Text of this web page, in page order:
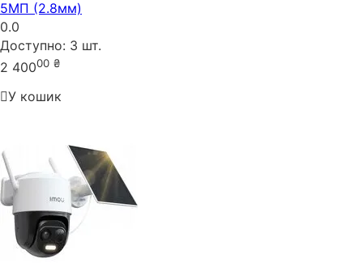
5МП (2.8мм)
0.0
Доступно: 3 шт.
2 40000 ₴
У кошик